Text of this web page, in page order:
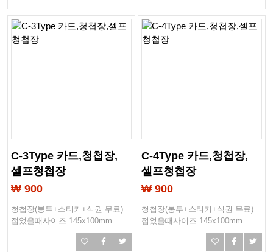
C-3Type 카드,청첩장,
셀프청첩장
₩ 900
청첩장(봉투+스티커+식권 무료)
접었을때사이즈 145x100mm
작업사이즈 293x103mm
봉투사이즈 165x115mm
C-4Type 카드,청첩장,
셀프청첩장
₩ 900
청첩장(봉투+스티커+식권 무료)
접었을때사이즈 145x100mm
작업사이즈 293x103mm
봉투사이즈 165x115mm